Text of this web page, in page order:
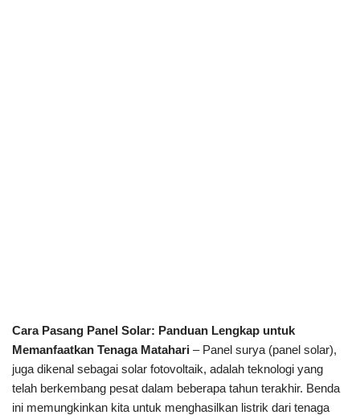
Cara Pasang Panel Solar: Panduan Lengkap untuk
Memanfaatkan Tenaga Matahari – Panel surya (panel solar),
juga dikenal sebagai solar fotovoltaik, adalah teknologi yang
telah berkembang pesat dalam beberapa tahun terakhir. Benda
ini memungkinkan kita untuk menghasilkan listrik dari tenaga